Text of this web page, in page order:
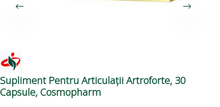
Supliment Pentru Articulații Artroforte, 30
Capsule, Cosmopharm